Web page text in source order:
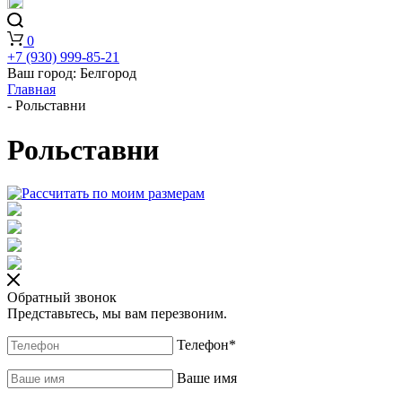
0
+7 (930) 999-85-21
Ваш город: Белгород
Главная
- Рольставни
Рольставни
Обратный звонок
Представьтесь, мы вам перезвоним.
Телефон*
Ваше имя